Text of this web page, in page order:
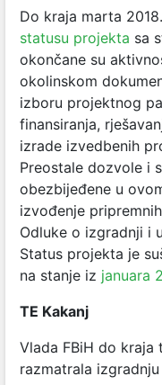
Do kraja marta
statusu projekta sa
okončane su
okolinskom
izboru projektnog
finansiranja,
izrade izvedbenih
Preostale dozvole i
obezbijeđene u
izvođenje
Odluke o izgradnji i
Status projekta je
na stanje iz januara
TE Kakanj
Vlada FBiH do kraja
razmatrala